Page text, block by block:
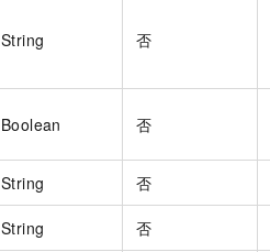
String 否
Boolean 否
String 否
String 否